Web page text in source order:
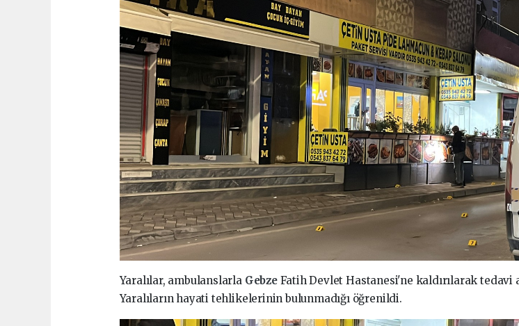
Yaralılar, ambulanslarla Gebze Fatih Devlet Hastanesi'ne kaldırılarak tedavi
Yaralıların hayati tehlikelerinin bulunmadığı öğrenildi.